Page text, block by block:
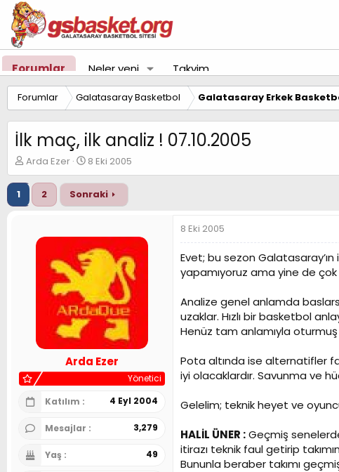
Forumlar Neler yeni Takvim
Forumlar Galatasaray Basketbol Galatasaray Erkek
İlk maç, ilk analiz ! 07.10.2005
K
o
n
u
y
Arda Ezer
B
a
ş
l
a
g
ı
ç
t
r
i
h
8 Eki 2005
1 2 Sonraki
Arda Ezer
Yönetici
Katılım
4 Eyl 2004
Mesajlar 3,279
Yaş 49
8 Eki 2005
Evet; bu sezon
yapamıyoruz ama yine de çok
Analize genel anlamda
uzaklar. Hızlı bir basketbol
Henüz tam anlamıyla
Pota altında ise alternatifler
iyi olacaklardır. Savunma ve
Gelelim; teknik heyet ve
HALİL ÜNER :Geçmiş
itirazı teknik faul getirip
Bununla beraber takımı